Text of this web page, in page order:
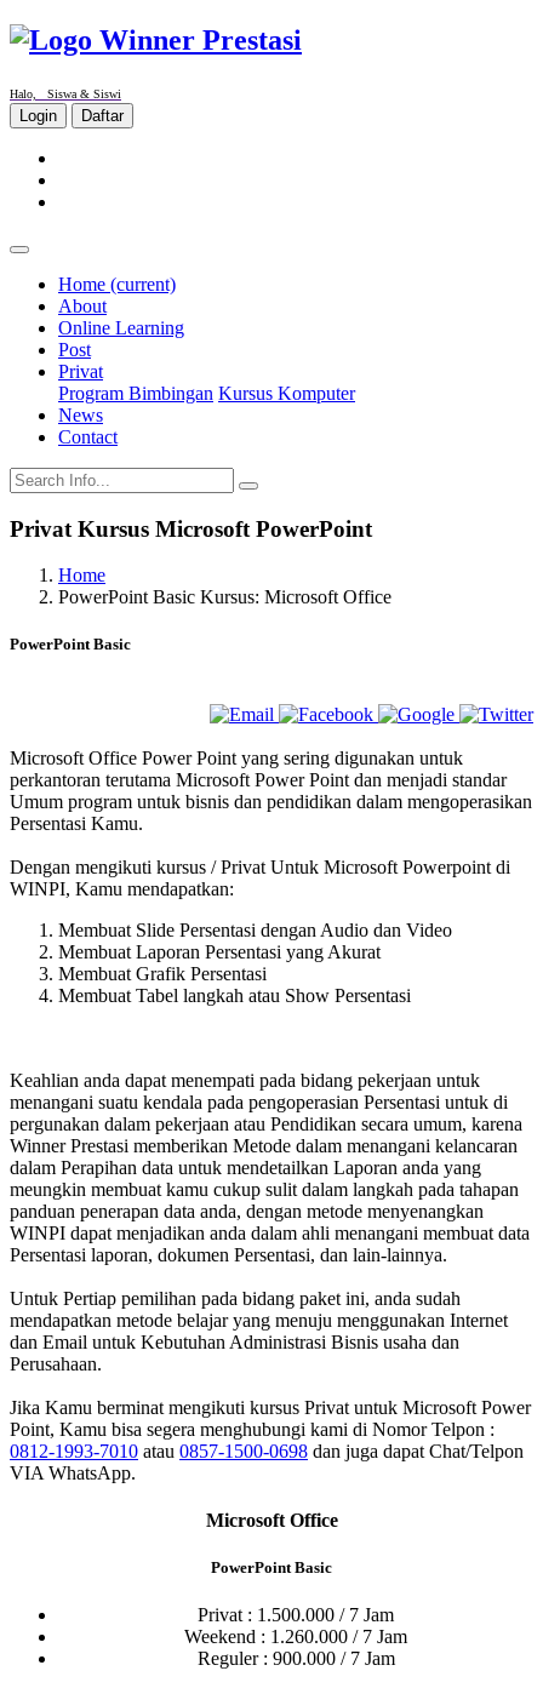
Halo, Siswa & Siswi
Login Daftar
Home (current)
About
Online Learning
Post
Privat
Program Bimbingan Kursus Komputer
News
Contact
Privat Kursus Microsoft PowerPoint
Home
PowerPoint Basic Kursus: Microsoft Office
PowerPoint Basic
Microsoft Office Power Point yang sering digunakan untuk
perkantoran terutama Microsoft Power Point dan menjadi standar
Umum program untuk bisnis dan pendidikan dalam mengoperasikan
Persentasi Kamu.
Dengan mengikuti kursus / Privat Untuk Microsoft Powerpoint di
WINPI, Kamu mendapatkan:
Membuat Slide Persentasi dengan Audio dan Video
Membuat Laporan Persentasi yang Akurat
Membuat Grafik Persentasi
Membuat Tabel langkah atau Show Persentasi
Keahlian anda dapat menempati pada bidang pekerjaan untuk
menangani suatu kendala pada pengoperasian Persentasi untuk di
pergunakan dalam pekerjaan atau Pendidikan secara umum, karena
Winner Prestasi memberikan Metode dalam menangani kelancaran
dalam Perapihan data untuk mendetailkan Laporan anda yang
meungkin membuat kamu cukup sulit dalam langkah pada tahapan
panduan penerapan data anda, dengan metode menyenangkan
WINPI dapat menjadikan anda dalam ahli menangani membuat data
Persentasi laporan, dokumen Persentasi, dan lain-lainnya.
Untuk Pertiap pemilihan pada bidang paket ini, anda sudah
mendapatkan metode belajar yang menuju menggunakan Internet
dan Email untuk Kebutuhan Administrasi Bisnis usaha dan
Perusahaan.
Jika Kamu berminat mengikuti kursus Privat untuk Microsoft Power
Point, Kamu bisa segera menghubungi kami di Nomor Telpon :
0812-1993-7010 atau 0857-1500-0698 dan juga dapat Chat/Telpon
VIA WhatsApp.
Microsoft Office
PowerPoint Basic
Privat : 1.500.000 / 7 Jam
Weekend : 1.260.000 / 7 Jam
Reguler : 900.000 / 7 Jam